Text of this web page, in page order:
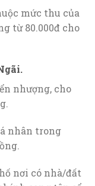
mức thu của
từ 80.000đ cho
nhượng, cho
nhân trong
nơi có nhà/đất